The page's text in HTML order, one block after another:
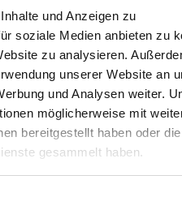
und Anzeigen zu
soziale Medien anbieten zu
zu analysieren.
unserer Website an
und Analysen weiter.
möglicherweise mit
bereitgestellt haben oder
gesammelt haben.
Hüdig + Rocholz
Schneidständer
Schnittbreite 1600 mm